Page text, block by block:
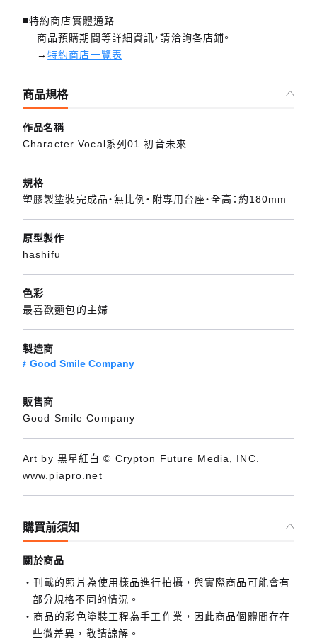
■特約商店實體通路
商品預購期間等詳細資訊，請洽詢各店鋪。
→特約商店一覽表
商品規格
作品名稱
Character Vocal系列01 初音未來
規格
塑膠製塗裝完成品・無比例・附專用台座・全高：約180mm
原型製作
hashifu
色彩
最喜歡麵包的主婦
製造商
Good Smile Company
販售商
Good Smile Company
Art by 黒星紅白 © Crypton Future Media, INC.
www.piapro.net
購買前須知
關於商品
刊載的照片為使用樣品進行拍攝，與實際商品可能會有
部分規格不同的情況。
商品的彩色塗裝工程為手工作業，因此商品個體間存在
些微差異，敬請諒解。